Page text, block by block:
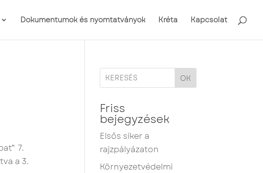
Dokumentumok és nyomtatványok Kréta Kapcsolat
7.
a 3.
OK
Friss
bejegyzések
Elsős siker a
rajzpályázaton
Környezetvédelmi